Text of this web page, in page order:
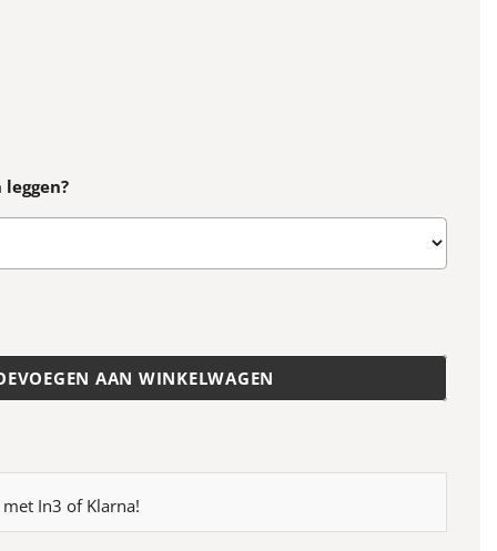
AAN WINKELWAGEN
In3 of Klarna!